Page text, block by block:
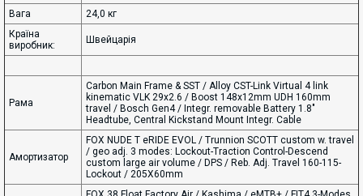
Вага
24,0 кг
Країна
виробник:
Швейцарія
Рама
Carbon Main Frame & SST / Alloy CST-Link Virtual 4 link
kinematic VLK 29x2.6 / Boost 148x12mm UDH 160mm
travel / Bosch Gen4 / Integr. removable Battery 1.8"
Headtube, Central Kickstand Mount Integr. Cable
Амортизатор
FOX NUDE T eRIDE EVOL / Trunnion SCOTT custom w. travel
/ geo adj. 3 modes: Lockout-Traction Control-Descend
custom large air volume / DPS / Reb. Adj. Travel 160-115-
Lockout / 205X60mm